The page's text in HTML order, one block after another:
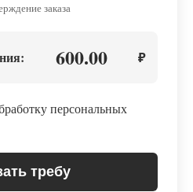
заказа
600.00 ₽
персональных
требу